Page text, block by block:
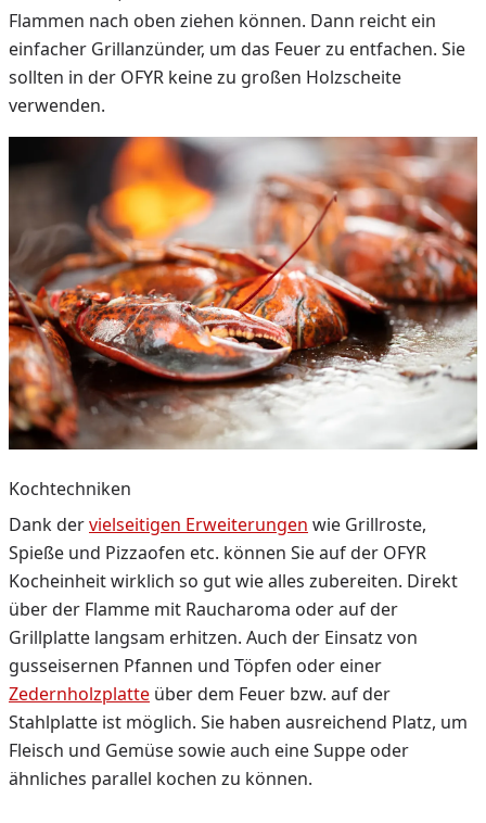
Flammen nach oben ziehen können. Dann reicht ein
einfacher Grillanzünder, um das Feuer zu entfachen. Sie
sollten in der OFYR keine zu großen Holzscheite
verwenden.
Kochtechniken
Dank dervielseitigen Erweiterungen wie Grillroste,
Spieße und Pizzaofen etc. können Sie auf der OFYR
Kocheinheit wirklich so gut wie alles zubereiten. Direkt
über der Flamme mit Raucharoma oder auf der
Grillplatte langsam erhitzen. Auch der Einsatz von
gusseisernen Pfannen und Töpfen oder einer
Zedernholzplatte über dem Feuer bzw. auf der
Stahlplatte ist möglich. Sie haben ausreichend Platz, um
Fleisch und Gemüse sowie auch eine Suppe oder
ähnliches parallel kochen zu können.